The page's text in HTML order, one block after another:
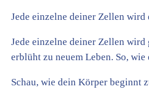
Jede einzelne deiner Zellen
Jede einzelne deiner Zellen wird
erblüht zu neuem Leben. So,
Schau, wie dein Körper beginnt